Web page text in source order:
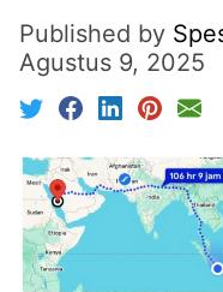
Published by
Agustus 9, 2025